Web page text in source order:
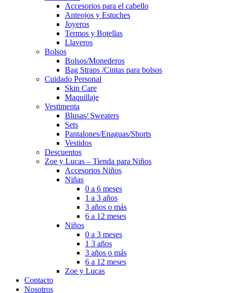
Accesorios para el cabello
Anteojos y Estuches
Joyeros
Termos y Botellas
Llaveros
Bolsos
Bolsos/Monederos
Bag Straps /Cintas para bolsos
Cuidado Personal
Skin Care
Maquillaje
Vestimenta
Blusas/ Sweaters
Sets
Pantalones/Enaguas/Shorts
Vestidos
Descuentos
Zoe y Lucas – Tienda para Niños
Accesorios Niños
Niñas
0 a 6 meses
1 a 3 años
3 años o más
6 a 12 meses
Niños
0 a 3 meses
1 3 años
3 años o más
6 a 12 meses
Zoe y Lucas
Contacto
Nosotros